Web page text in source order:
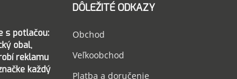
s potlačou:
obal,
reklamu
každý
DÔLEŽITÉ ODKAZY
Obchod
Veľkoobchod
Platba a doručenie